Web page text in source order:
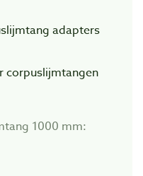
adapters
corpuslijmtangen
1000 mm: